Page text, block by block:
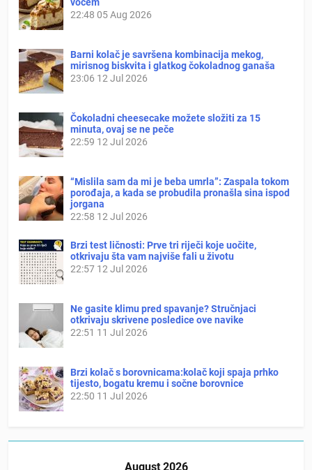
22:48 05 Aug 2026
Barni kolač je savršena kombinacija mekog,
mirisnog biskvita i glatkog čokoladnog ganaša
23:06 12 Jul 2026
Čokoladni cheesecake možete složiti za 15
minuta, ovaj se ne peče
22:59 12 Jul 2026
“Mislila sam da mi je beba umrla”: Zaspala tokom
porođaja, a kada se probudila pronašla sina ispod
jorgana
22:58 12 Jul 2026
Brzi test ličnosti: Prve tri riječi koje uočite,
otkrivaju šta vam najviše fali u životu
22:57 12 Jul 2026
Ne gasite klimu pred spavanje? Stručnjaci
otkrivaju skrivene posledice ove navike
22:51 11 Jul 2026
Brzi kolač s borovnicama:kolač koji spaja prhko
tijesto, bogatu kremu i sočne borovnice
22:50 11 Jul 2026
August 2026